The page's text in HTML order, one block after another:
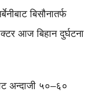
बिसौनातर्फ
आज बिहान दुर्घटना
अन्दाजी ५०–६०